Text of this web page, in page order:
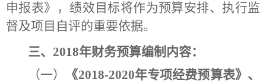
申报表》，绩效目标将作为预算安排、执行监
督及项目自评的重要依据。
三、 2018年财务预算编制内容：
（一）
《2018-2020年专项经费预算表》、